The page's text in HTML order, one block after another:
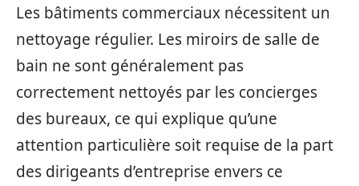
Les bâtiments commerciaux nécessitent un
nettoyage régulier. Les miroirs de salle de
bain ne sont généralement pas
correctement nettoyés par les concierges
des bureaux, ce qui explique qu’une
attention particulière soit requise de la part
des dirigeants d’entreprise envers ce